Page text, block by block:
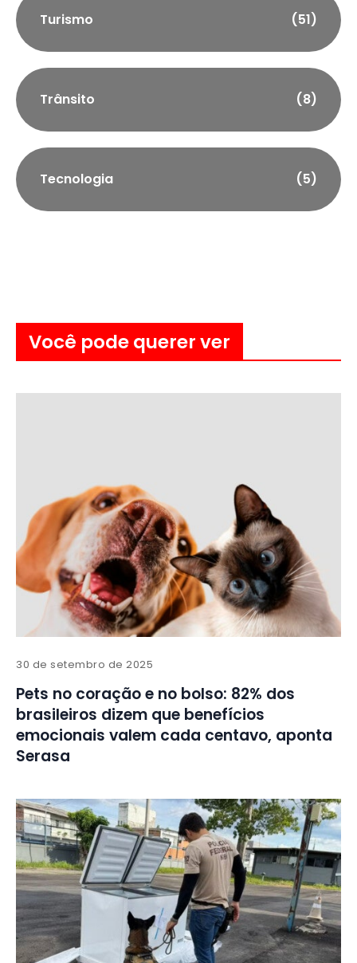
Turismo (51)
Trânsito (8)
Tecnologia (5)
Você pode querer ver
30 de setembro de 2025
Pets no coração e no bolso: 82% dos
brasileiros dizem que benefícios
emocionais valem cada centavo, aponta
Serasa